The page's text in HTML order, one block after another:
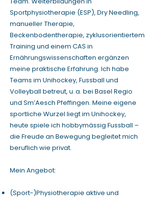
Sportphysiotherapie (ESP), Dry Needling,
manueller Therapie,
Beckenbodentherapie, zyklusorientiertem
Training und einem CAS in
Ernährungswissenschaften ergänzen
meine praktische Erfahrung. Ich habe
Teams im Unihockey, Fussball und
Volleyball betreut, u. a. bei Basel Regio
und Sm’Aesch Pfeffingen. Meine eigene
sportliche Wurzel liegt im Unihockey,
heute spiele ich hobbymässig Fussball –
die Freude an Bewegung begleitet mich
beruflich wie privat.
Mein Angebot:
(Sport-)Physiotherapie aktive und